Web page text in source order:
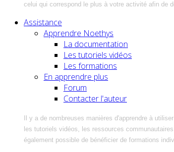
celui qui correspond le plus à votre activité afin de
Assistance
Apprendre Noethys
La documentation
Les tutoriels vidéos
Les formations
En apprendre plus
Forum
Contacter l'auteur
Il y a de nombreuses manières d'apprendre à
les tutoriels vidéos, les ressources
également possible de bénéficier de formations